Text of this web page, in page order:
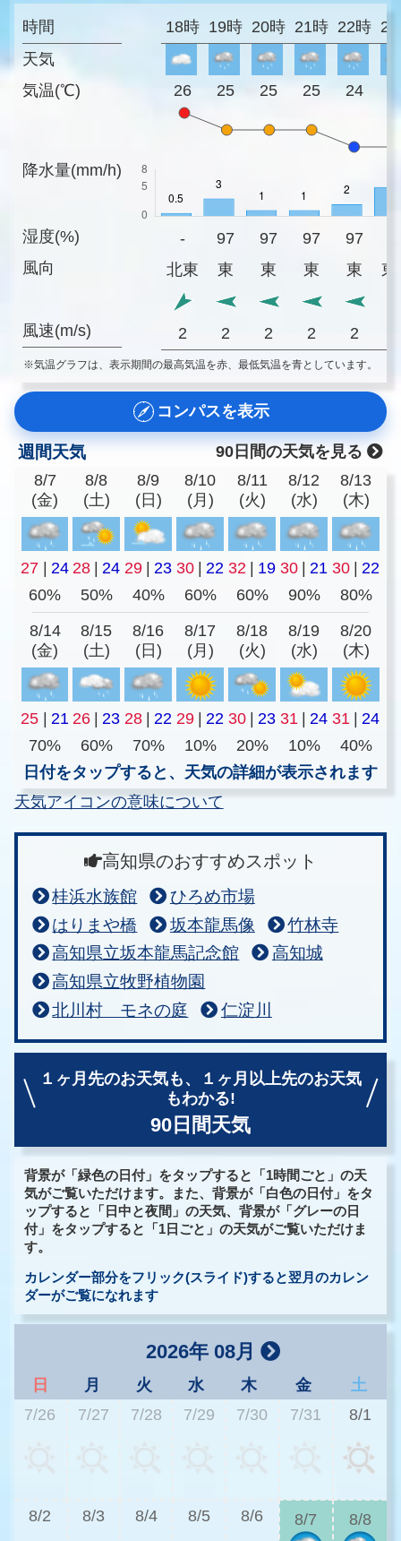
時間
天気
気温(℃)
降水量(mm/h)
湿度(%)
風向
風速(m/s)
18時 19時 20時 21時 22時
26 25 25 25 24
- 97 97 97 97
北東
東 東 東 東 東
2 2 2 2 2
※気温グラフは、表示期間の最高気温を赤、最低気温を青としています。
コンパスを表示
週間天気
90日間の天気を見る
8/7
(金)
8/8
(土)
8/9
(日)
8/10
(月)
8/11
(火)
8/12
(水)
8/13
(木)
27 | 24 28 | 24 29 | 23 30 | 22 32 | 19 30 | 21 30 | 22
60%
50% 40% 60% 60% 90% 80%
8/14
(金)
8/15
(土)
8/16
(日)
8/17
(月)
8/18
(火)
8/19
(水)
8/20
(木)
25 | 21 26 | 23 28 | 22 29 | 22 30 | 23 31 | 24 31 | 24
70%
60% 70% 10% 20% 10%
40%
日付をタップすると、天気の詳細が表示されます
天気アイコンの意味について
高知県のおすすめスポット
桂浜水族館
ひろめ市場
はりまや橋
坂本龍馬像
竹林寺
高知県立坂本龍馬記念館
高知城
高知県立牧野植物園
北川村 モネの庭
仁淀川
１ヶ月先のお天気も、
１ヶ月以上先のお天気
もわかる!
90日間天気
背景が「緑色の日付」をタップすると「1時間ごと」の天
気がご覧いただけます。また、背景が「白色の日付」をタ
ップすると「日中と夜間」の天気、背景が「グレーの日
付」をタップすると「1日ごと」の天気がご覧いただけま
す。
カレンダー部分をフリック(スライド)すると翌月のカレン
ダーがご覧になれます
2026年 08月
日 月 火 水 木 金
土
7/26
7/27 7/28 7/29 7/30 7/31 8/1
8/2 8/3 8/4 8/5 8/6 8/7 8/8